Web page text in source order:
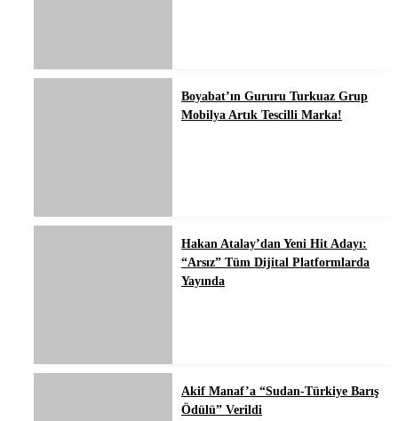
Boyabat’ın Gururu Turkuaz Grup
Mobilya Artık Tescilli Marka!
Hakan Atalay’dan Yeni Hit Adayı:
“Arsız” Tüm Dijital Platformlarda
Yayında
Akif Manaf’a “Sudan-Türkiye Barış
Ödülü” Verildi